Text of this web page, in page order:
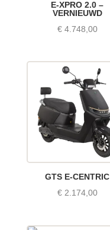
E-XPRO 2.0 –
VERNIEUWD
€4.748,00
GTS E-CENTRIC
€2.174,00